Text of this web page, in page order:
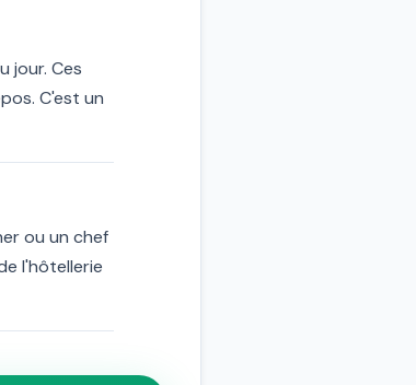
jour. Ces
C'est un
ou un chef
l'hôtellerie